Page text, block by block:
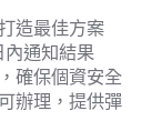
造最佳方案
內通知結果
確保個資安全
辦理，提供彈